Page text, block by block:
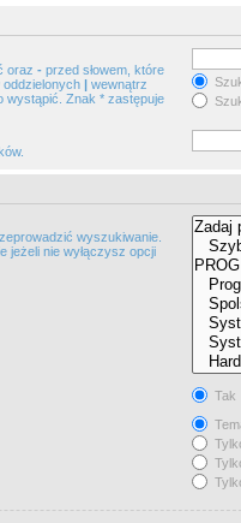
oraz - przed słowem, które
oddzielonych | wewnątrz
wystąpić. Znak * zastępuje
wyszukiwanie.
jeżeli nie wyłączysz opcji
Tak